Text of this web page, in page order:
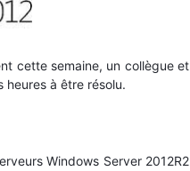
cette semaine, un collègue et
heures à être résolu.
Windows Server 2012R2